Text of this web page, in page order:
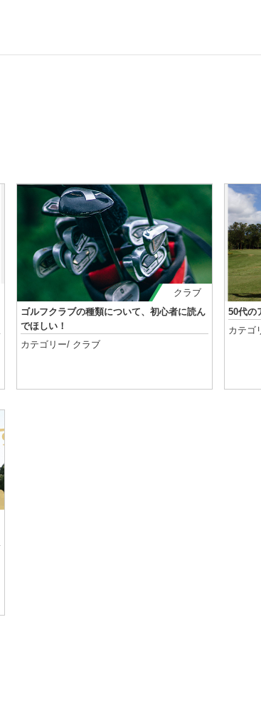
クラブ
ゴルフクラブの種類について、初心者に読ん
でほしい！
カテゴリー/ クラブ
50代の
カテゴ